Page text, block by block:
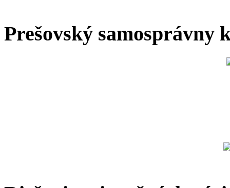
Prešovský samosprávny